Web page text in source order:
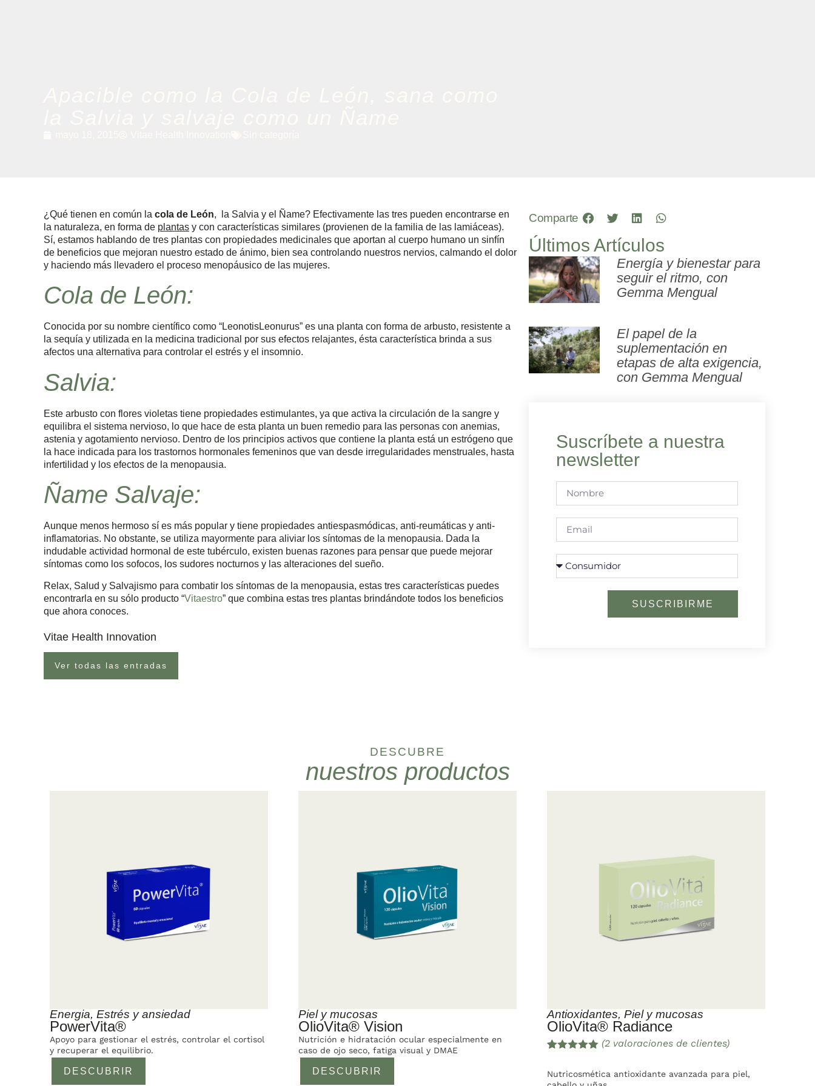
¿Qué tienen en común la cola de León, la Salvia y el Ñame? Efectivamente las tres pueden encontrarse en
la naturaleza, en forma de plantas y con características similares (provienen de la familia de las lamiáceas).
Sí, estamos hablando de tres plantas con propiedades medicinales que aportan al cuerpo humano un sinfín
de beneficios que mejoran nuestro estado de ánimo, bien sea controlando nuestros nervios, calmando el dolor
y haciendo más llevadero el proceso menopáusico de las mujeres.
Cola de León:
Conocida por su nombre científico como “LeonotisLeonurus” es una planta con forma de arbusto, resistente a
la sequía y utilizada en la medicina tradicional por sus efectos relajantes, ésta característica brinda a sus
afectos una alternativa para controlar el estrés y el insomnio.
Salvia:
Este arbusto con flores violetas tiene propiedades estimulantes, ya que activa la circulación de la sangre y
equilibra el sistema nervioso, lo que hace de esta planta un buen remedio para las personas con anemias,
astenia y agotamiento nervioso. Dentro de los principios activos que contiene la planta está un estrógeno que
la hace indicada para los trastornos hormonales femeninos que van desde irregularidades menstruales, hasta
infertilidad y los efectos de la menopausia.
Ñame Salvaje:
Aunque menos hermoso sí es más popular y tiene propiedades antiespasmódicas, anti-reumáticas y anti-
inflamatorias. No obstante, se utiliza mayormente para aliviar los síntomas de la menopausia. Dada la
indudable actividad hormonal de este tubérculo, existen buenas razones para pensar que puede mejorar
síntomas como los sofocos, los sudores nocturnos y las alteraciones del sueño.
Relax, Salud y Salvajismo para combatir los síntomas de la menopausia, estas tres características puedes
encontrarla en su sólo producto “Vitaestro” que combina estas tres plantas brindándote todos los beneficios
que ahora conoces.
Vitae Health Innovation
Ver todas las entradas
Comparte
Últimos Artículos
Energía y bienestar para
seguir el ritmo, con
Gemma Mengual
El papel de la
suplementación en
etapas de alta exigencia,
con Gemma Mengual
Suscríbete a nuestra
newsletter
SUSCRIBIRME
DESCUBRE
nuestros productos
Energia, Estrés y ansiedad
PowerVita®
DESCUBRIR
Apoyo para gestionar el estrés, controlar el cortisol
y recuperar el equilibrio.
Piel y mucosas
OlioVita® Vision
DESCUBRIR
Nutrición e hidratación ocular especialmente en
caso de ojo seco, fatiga visual y DMAE
Antioxidantes, Piel y mucosas
OlioVita® Radiance
5 en base
(2 valoraciones de clientes)
Nutricosmética antioxidante avanzada para piel,